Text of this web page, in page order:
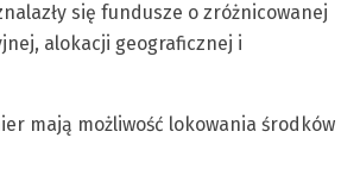
się fundusze o zróżnicowanej
alokacji geograficznej i
mają możliwość lokowania środków